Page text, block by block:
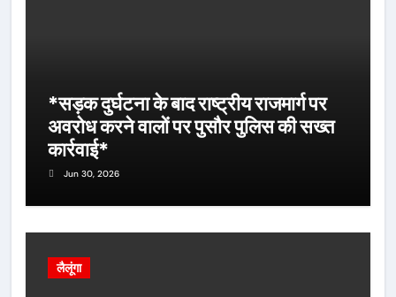
*सड़क दुर्घटना के बाद राष्ट्रीय राजमार्ग पर
अवरोध करने वालों पर पुसौर पुलिस की सख्त
कार्रवाई*
Jun 30, 2026
लैलूंगा